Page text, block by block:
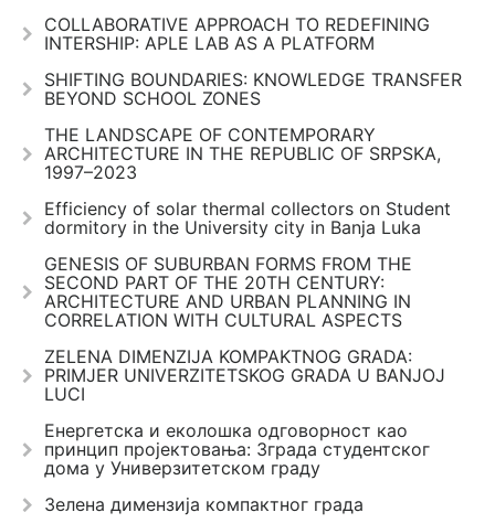
COLLABORATIVE APPROACH TO REDEFINING
INTERSHIP: APLE LAB AS A PLATFORM
SHIFTING BOUNDARIES: KNOWLEDGE TRANSFER
BEYOND SCHOOL ZONES
THE LANDSCAPE OF CONTEMPORARY
ARCHITECTURE IN THE REPUBLIC OF SRPSKA,
1997–2023
Efficiency of solar thermal collectors on Student
dormitory in the University city in Banja Luka
GENESIS OF SUBURBAN FORMS FROM THE
SECOND PART OF THE 20TH CENTURY:
ARCHITECTURE AND URBAN PLANNING IN
CORRELATION WITH CULTURAL ASPECTS
ZELENA DIMENZIJA KOMPAKTNOG GRADA:
PRIMJER UNIVERZITETSKOG GRADA U BANJOJ
LUCI
Енергетска и еколошка одговорност као
принцип пројектовања: Зграда студентског
дома у Универзитетском граду
Зелена димензија компактног града